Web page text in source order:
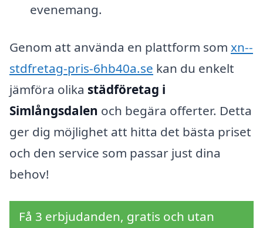
evenemang.
Genom att använda en plattform som xn--
stdfretag-pris-6hb40a.se kan du enkelt
jämföra olika städföretag i
Simlångsdalen och begära offerter. Detta
ger dig möjlighet att hitta det bästa priset
och den service som passar just dina
behov!
Få 3 erbjudanden, gratis och utan